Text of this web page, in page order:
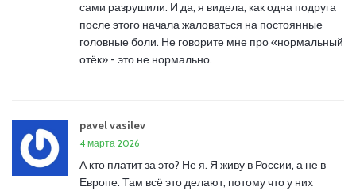
сами разрушили. И да, я видела, как одна подруга
после этого начала жаловаться на постоянные
головные боли. Не говорите мне про «нормальный
отёк» - это не нормально.
pavel vasilev
4 марта 2026
А кто платит за это? Не я. Я живу в России, а не в
Европе. Там всё это делают, потому что у них